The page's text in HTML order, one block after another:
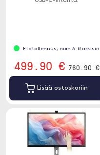
Etätallennus, noin 3-8 arkisin
499.90 € 760.90 €
Lisää ostoskoriin